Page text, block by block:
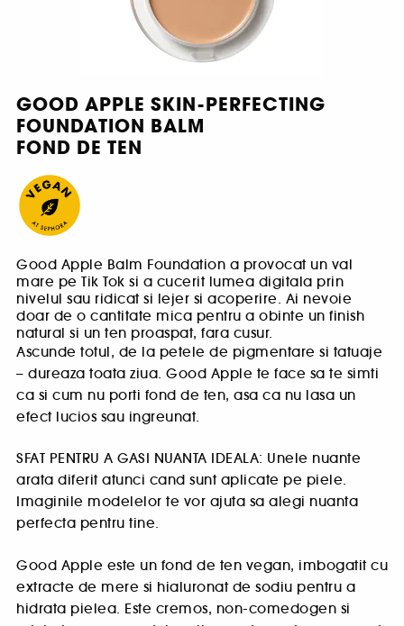
GOOD APPLE SKIN-PERFECTING
FOUNDATION BALM
FOND DE TEN
Good Apple Balm Foundation a provocat un val
mare pe Tik Tok si a cucerit lumea digitala prin
nivelul sau ridicat si lejer si acoperire. Ai nevoie
doar de o cantitate mica pentru a obinte un finish
natural si un ten proaspat, fara cusur.
Ascunde totul, de la petele de pigmentare si tatuaje
– dureaza toata ziua. Good Apple te face sa te simti
ca si cum nu porti fond de ten, asa ca nu lasa un
efect lucios sau ingreunat.
SFAT PENTRU A GASI NUANTA IDEALA: Unele nuante
arata diferit atunci cand sunt aplicate pe piele.
Imaginile modelelor te vor ajuta sa alegi nuanta
perfecta pentru tine.
Good Apple este un fond de ten vegan, imbogatit cu
extracte de mere si hialuronat de sodiu pentru a
hidrata pielea. Este cremos, non-comedogen si